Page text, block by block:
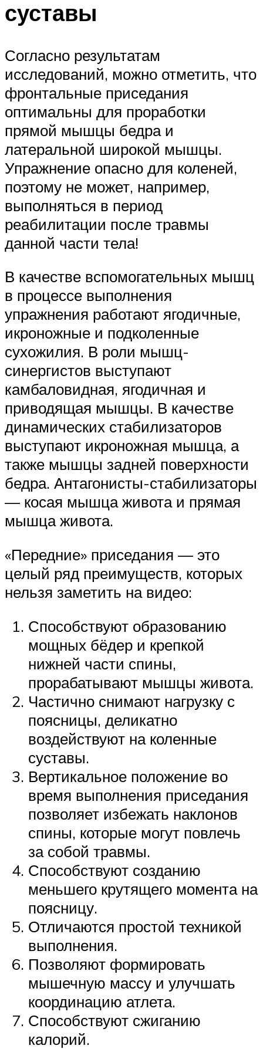
суставы
Согласно результатам
исследований, можно отметить, что
фронтальные приседания
оптимальны для проработки
прямой мышцы бедра и
латеральной широкой мышцы.
Упражнение опасно для коленей,
поэтому не может, например,
выполняться в период
реабилитации после травмы
данной части тела!
В качестве вспомогательных мышц
в процессе выполнения
упражнения работают ягодичные,
икроножные и подколенные
сухожилия. В роли мышц-
синергистов выступают
камбаловидная, ягодичная и
приводящая мышцы. В качестве
динамических стабилизаторов
выступают икроножная мышца, а
также мышцы задней поверхности
бедра. Антагонисты-стабилизаторы
— косая мышца живота и прямая
мышца живота.
«Передние» приседания — это
целый ряд преимуществ, которых
нельзя заметить на видео:
Способствуют образованию
мощных бёдер и крепкой
нижней части спины,
прорабатывают мышцы живота.
Частично снимают нагрузку с
поясницы, деликатно
воздействуют на коленные
суставы.
Вертикальное положение во
время выполнения приседания
позволяет избежать наклонов
спины, которые могут повлечь
за собой травмы.
Способствуют созданию
меньшего крутящего момента на
поясницу.
Отличаются простой техникой
выполнения.
Позволяют формировать
мышечную массу и улучшать
координацию атлета.
Способствуют сжиганию
калорий.